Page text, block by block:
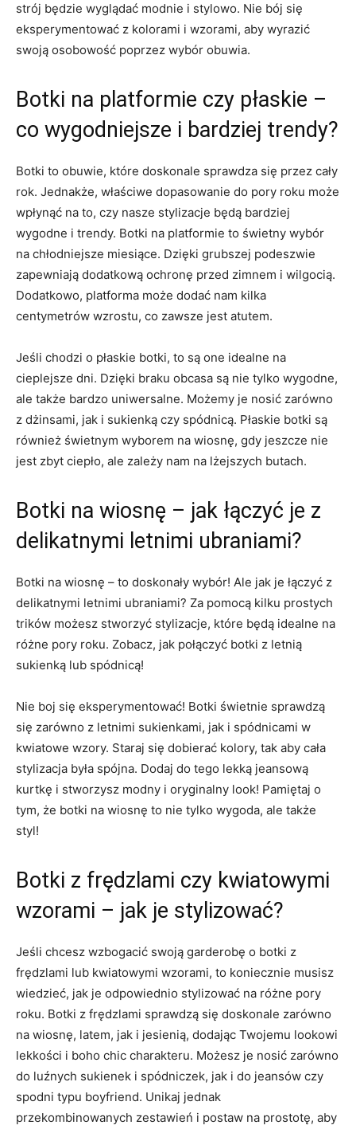
strój będzie wyglądać modnie i stylowo. Nie bój się
eksperymentować z kolorami i ‍wzorami, ‌aby ​wyrazić
⁢swoją osobowość poprzez wybór obuwia.
Botki na platformie czy płaskie​ –
co wygodniejsze i‌ bardziej trendy?
Botki ‌to obuwie, które doskonale​ sprawdza się przez cały
rok. Jednakże, właściwe dopasowanie do pory roku może
wpłynąć⁤ na to, czy nasze stylizacje będą bardziej
wygodne i trendy. Botki na platformie to⁣ świetny wybór
na chłodniejsze miesiące. Dzięki grubszej podeszwie
⁤zapewniają‍ dodatkową ochronę ​przed zimnem i wilgocią.
Dodatkowo, platforma może dodać nam ‌kilka
centymetrów wzrostu, co zawsze jest⁢ atutem.
Jeśli chodzi o płaskie botki, to są one idealne na
cieplejsze dni. Dzięki braku obcasa⁤ są nie tylko wygodne,
ale‌ także bardzo uniwersalne. Możemy je‍ nosić zarówno
z dżinsami, jak ⁣i sukienką czy spódnicą.⁢ Płaskie ‍botki są
również⁣ świetnym wyborem na wiosnę, gdy jeszcze⁤ nie
jest zbyt ciepło, ale zależy nam na lżejszych butach.
Botki ​na wiosnę – jak łączyć je z⁣
delikatnymi letnimi ubraniami?
Botki na wiosnę – to⁢ doskonały wybór! Ale jak je łączyć z
delikatnymi letnimi ubraniami? ‍Za pomocą kilku prostych
trików możesz⁤ stworzyć stylizacje, które będą idealne na
różne pory roku. Zobacz, jak połączyć ⁤botki z letnią
sukienką lub spódnicą!
Nie boj się eksperymentować! Botki świetnie⁣ sprawdzą
się ​zarówno z letnimi sukienkami, jak ‌i spódnicami w
kwiatowe wzory. Staraj się dobierać kolory, tak aby cała
stylizacja⁣ była spójna. Dodaj do⁤ tego lekką ‌jeansową
kurtkę i stworzysz modny i oryginalny look! Pamiętaj o
tym, że​ botki ‍na wiosnę to nie tylko wygoda, ale także
styl!
Botki‌ z frędzlami⁣ czy kwiatowymi
wzorami – jak je ⁤stylizować?
Jeśli chcesz wzbogacić​ swoją ⁢garderobę ​o botki z
‍frędzlami lub kwiatowymi wzorami, to koniecznie ⁣musisz
wiedzieć, jak je odpowiednio ‍stylizować na różne pory​
roku. Botki z frędzlami sprawdzą się doskonale zarówno
na wiosnę, latem, jak i jesienią, dodając Twojemu lookowi
lekkości i‍ boho chic charakteru. Możesz je nosić zarówno​
do luźnych ‌sukienek i​ spódniczek, jak i do jeansów czy
spodni typu‌ boyfriend. Unikaj jednak
‌przekombinowanych ‍zestawień i postaw na prostotę,⁣ aby